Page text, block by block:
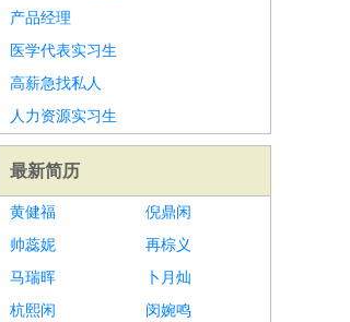
产品经理
医学代表实习生
高薪急找私人
人力资源实习生
最新简历
黄健福
倪鼎闲
帅蕊妮
再棕义
马瑞晖
卜月灿
杭熙闲
闵婉鸣